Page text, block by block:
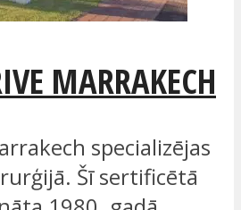
MARRAKECH
specializējas
Šī sertificētā